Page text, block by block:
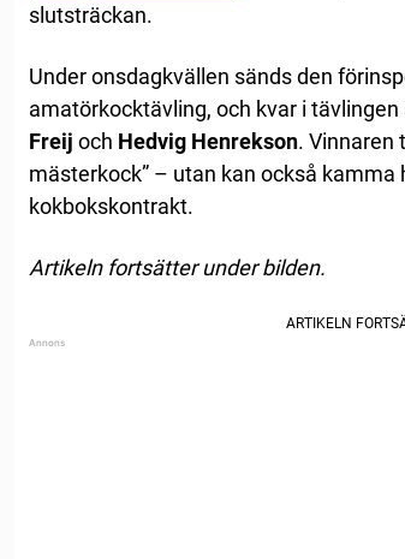
slutsträckan.
Under onsdagkvällen sänds den
amatörkocktävling, och kvar i tävlingen
Freij och Hedvig Henrekson. Vinnaren
mästerkock” – utan kan också
kokbokskontrakt.
Artikeln fortsätter under bilden.